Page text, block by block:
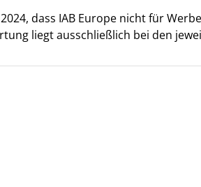
dass IAB Europe nicht für
liegt ausschließlich bei den